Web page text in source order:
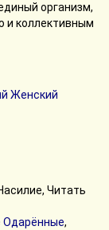
организм,
и коллективным
Женский
Читать
Одарённые,